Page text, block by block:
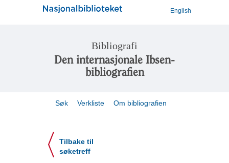
English
Bibliografi
Den internasjonale Ibsen-
bibliografien
Søk Verkliste Om bibliografien
Tilbake til
søketreff